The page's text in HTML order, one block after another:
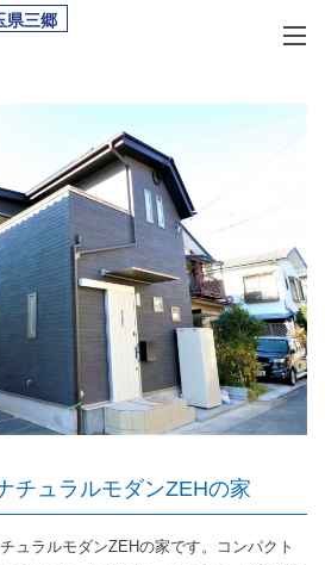
県三郷
チュラルモダンZEHの家
ュラルモダンZEHの家です。コンパクト